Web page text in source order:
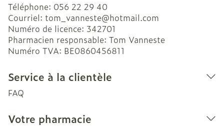
Téléphone: 056 22 29 40
Courriel: tom_vanneste@hotmail.com
Numéro de licence: 342701
Pharmacien responsable: Tom Vanneste
Numéro TVA: BE0860456811
Service à la clientèle
FAQ
Votre pharmacie